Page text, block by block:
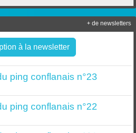
à la newsletter
ping conflanais n°23
ping conflanais n°22
+ de newsletters